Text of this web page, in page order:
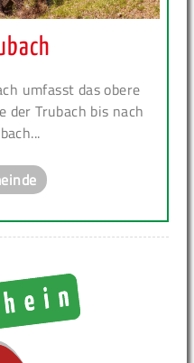
umfasst das obere
der Trubach bis nach